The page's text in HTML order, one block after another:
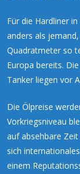
Für die Hardliner
anders als
Quadratmeter so
Europa bereits.
Tanker liegen vor
Die Ölpreise
Vorkriegsniveau
auf absehbare
sich
einem